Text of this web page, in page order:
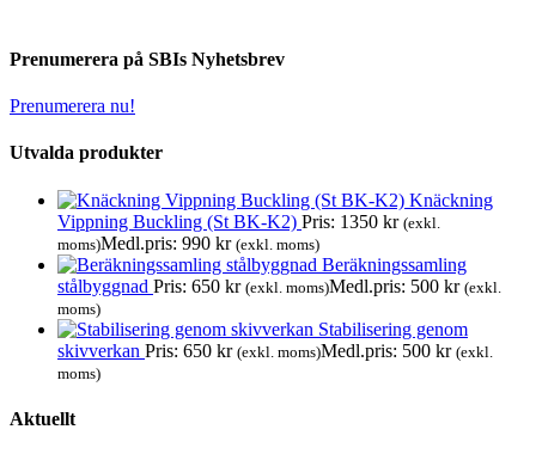
Prenumerera på SBIs Nyhetsbrev
Prenumerera nu!
Utvalda produkter
Knäckning
Vippning Buckling (St BK-K2) Pris: 1350 kr (exkl.
moms)Medl.pris: 990 kr (exkl. moms)
Beräkningssamling
stålbyggnad Pris: 650 kr (exkl. moms)Medl.pris: 500 kr (exkl.
moms)
Stabilisering genom
skivverkan Pris: 650 kr (exkl. moms)Medl.pris: 500 kr (exkl.
moms)
Aktuellt